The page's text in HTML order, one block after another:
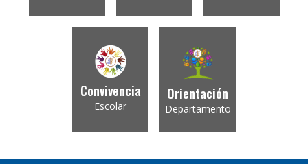
Convivencia
Escolar
Orientación
Departamento